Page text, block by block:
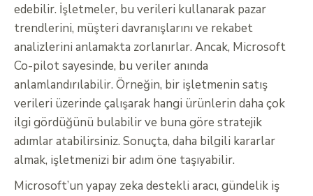
edebilir. İşletmeler, bu verileri kullanarak pazar
trendlerini, müşteri davranışlarını ve rekabet
analizlerini anlamakta zorlanırlar. Ancak, Microsoft
Co-pilot sayesinde, bu veriler anında
anlamlandırılabilir. Örneğin, bir işletmenin satış
verileri üzerinde çalışarak hangi ürünlerin daha çok
ilgi gördüğünü bulabilir ve buna göre stratejik
adımlar atabilirsiniz. Sonuçta, daha bilgili kararlar
almak, işletmenizi bir adım öne taşıyabilir.
Microsoft’un yapay zeka destekli aracı, gündelik iş